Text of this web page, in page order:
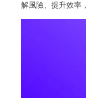
解風險、提升效率